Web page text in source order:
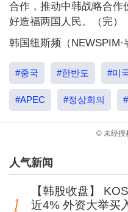
合作，推动中韩战略合作
好造福两国人民。（完）
韩国纽斯频（NEWSPIM·
#중국 #한반도 #미
#APEC #정상회의
© 未经授
人气新闻
【韩股收盘】
近4% 外资大举买